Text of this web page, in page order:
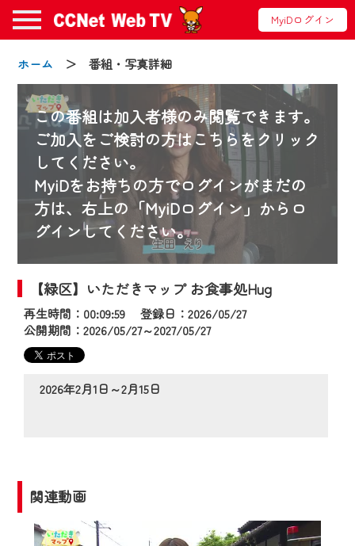
MyiDログイン
ホーム ＞ 番組・写真詳細
この番組は加入者様のみ閲覧できます。
ご加入をご検討の方はこちらをクリック
してください。
MyiDをお持ちの方でログインがまだの
方は、右上の「MyiDログイン」からロ
グインしてください。
【緑区】いただきマップ お食事処Hug
再生時間：00:09:59 登録日：2026/05/27
公開期間：2026/05/27～2027/05/27
2026年2月1日～2月15日
関連動画
お知らせ
2024/09/02
動画配信サービス『CCNet Web TV』は2024
年9月24日からリニューアルします！
【変更点】
◆デザイン変更により、お住まいの地域
の動画コンテンツが一目瞭然。
◆当社アプリやＰＣブラウザから、いつ
でも・どこでも・外出先でも！
2024年9月24日からはご加入者様へのサー
ビス向上のため、